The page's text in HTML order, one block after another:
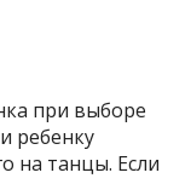
при выборе
ребенку
на танцы. Если